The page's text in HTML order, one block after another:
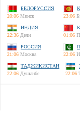
БЕЛОРУССИЯ
20:06 Минск
23:06
ИНДИЯ
22:36 Дели
01:06
РОССИЯ
21:06 Москва
22:06
ТАДЖИКИСТАН
22:06 Душанбе
22:06